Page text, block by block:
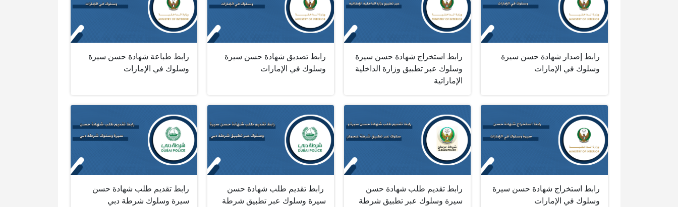
رابط إصدار شهادة حسن سيرة
وسلوك في الإمارات
رابط استخراج شهادة حسن سيرة
وسلوك عبر تطبيق وزارة الداخلية
الإماراتية
رابط تصديق شهادة حسن سيرة
وسلوك في الإمارات
رابط طباعة شهادة حسن سيرة
وسلوك في الإمارات
رابط استخراج شهادة حسن سيرة
وسلوك في الإمارات
رابط تقديم طلب شهادة حسن
سيرة وسلوك عبر تطبيق شرطة
‎ ‎رابط تقديم طلب شهادة حسن
سيرة وسلوك عبر تطبيق شرطة
رابط تقديم طلب شهادة حسن
سيرة وسلوك شرطة دبي